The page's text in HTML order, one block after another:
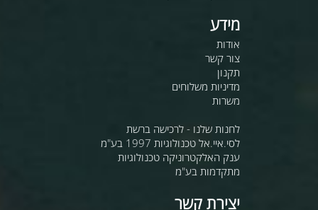
מידע
אודות
צור קשר
תקנון
מדיניות משלוחים
משרות
לחנות שלנו - לרכישה ברשת
לסי.איי.אל טכנולוגיות 1997 בע"מ
ענק האלקטרוניקה טכנולוגיות
מתקדמות בע"מ
יצירת קשר